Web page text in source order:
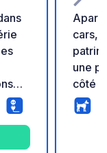
de
cars,
une
côté